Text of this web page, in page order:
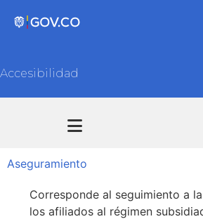
Accesibilidad
Aseguramiento
Corresponde al seguimiento a
los afiliados al régimen